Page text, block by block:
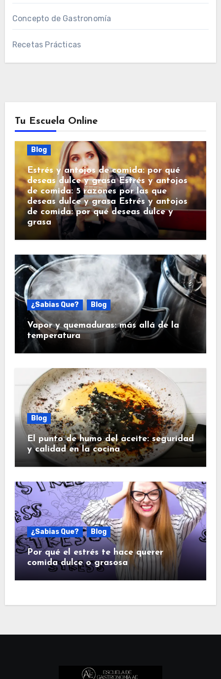
Concepto de Gastronomía
Recetas Prácticas
Tu Escuela Online
Blog
Estrés y antojos de comida: por qué
deseas dulce y grasa Estrés y antojos
de comida: 5 razones por las que
deseas dulce y grasa Estrés y antojos
de comida: por qué deseas dulce y
grasa
¿Sabias Que? Blog
Vapor y quemaduras: más allá de la
temperatura
Blog
El punto de humo del aceite: seguridad
y calidad en la cocina
¿Sabias Que? Blog
Por qué el estrés te hace querer
comida dulce o grasosa